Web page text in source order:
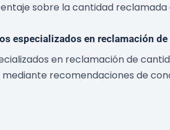
sobre la cantidad
especializados en reclamación
en reclamación de
recomendaciones de